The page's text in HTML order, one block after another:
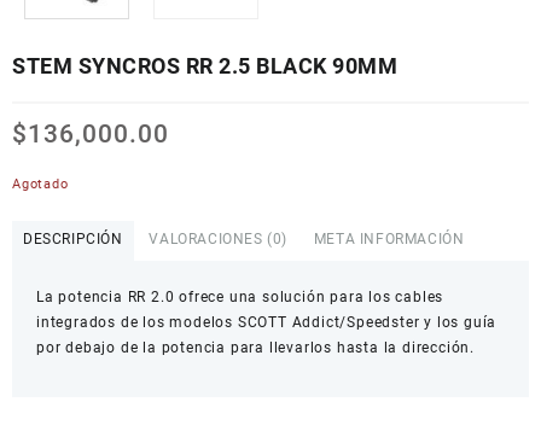
STEM SYNCROS RR 2.5 BLACK 90MM
$136,000.00
Agotado
DESCRIPCIÓN VALORACIONES (0) META INFORMACIÓN
La potencia RR 2.0 ofrece una solución para los cables
integrados de los modelos SCOTT Addict/Speedster y los guía
por debajo de la potencia para llevarlos hasta la dirección.